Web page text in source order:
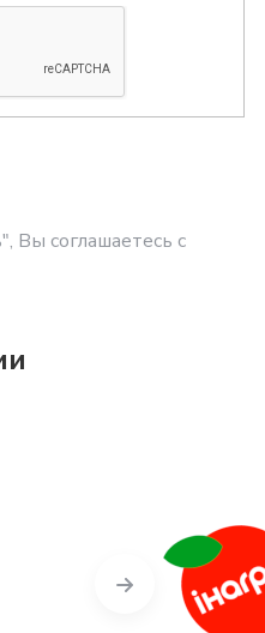
Вы соглашаетесь с
Next